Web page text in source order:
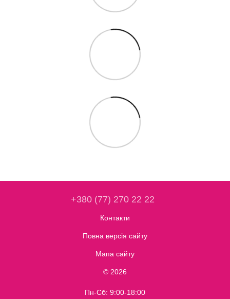
+380 (77) 270 22 22
Контакти
Повна версія сайту
Мапа сайту
© 2026
Пн-Сб: 9:00-18:00